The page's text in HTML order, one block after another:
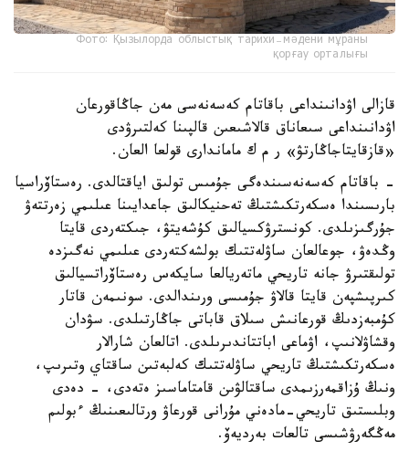
Фото: Қызылорда облыстық тарихи-мәдени мұраны
қорғау орталығы
قازالى اۋدانىنداعى باقاتام كەسەنەسى مەن جاڭاقورعان
اۋدانىنداعى سىعاناق قالاشىعىن قالپىنا كەلتىرۋدى
«قازقايتاجاڭارتۋ» ر م ك ماماندارى قولعا العان.
- باقاتام كەسەنەسىندەگى جۇمىس تولىق اياقتالدى. رەستاۆراسيا
بارىسىندا ەسكەرتكىشتىڭ تەحنيكالىق جاعدايىنا عىلىمي زەرتتەۋ
جۇرگىزىلدى. كونسترۋكسيالىق كۇشەيتۋ، جىكتەردى قايتا
وڭدەۋ، جوعالعان ساۋلەتتىك بولشەكتەردى عىلىمي نەگىزدە
تولىقتىرۋ جانە تاريحي ماتەريالعا سايكەس رەستاۆراتسيالىق
كىرپىشپەن قايتا قالاۋ جۇمىسى ورىندالدى. سونىمەن قاتار
كۇمبەزدىڭ قورعانىش سىلاق قاباتى جاڭارتىلدى. سۋدان
وقشاۋلانىپ، اۋماعى اباتتاندىرىلدى. اتالعان شارالار
ەسكەرتكىشتىڭ تاريحي ساۋلەتتىك كەلبەتىن ساقتاي وتىرىپ،
ونىڭ ۇزاقمەرزىمدى ساقتالۋىن قامتاماسىز ەتەدى، - دەدى
وبلىستىق تاريحي-مادەني مۇرانى قورعاۋ ورتالىعىنىڭ ءبولىم
مەڭگەرۋشىسى تالعات بەرديەۆ.